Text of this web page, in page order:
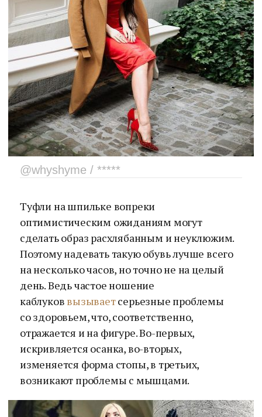
@whyshyme / *****
Туфли на шпильке вопреки
оптимистическим ожиданиям могут
сделать образ расхлябанным и неуклюжим.
Поэтому надевать такую обувь лучше всего
на несколько часов, но точно не на целый
день. Ведь частое ношение
каблуков вызываетсерьезные проблемы
со здоровьем, что, соответственно,
отражается и на фигуре. Во-первых,
искривляется осанка, во-вторых,
изменяется форма стопы, в третьих,
возникают проблемы с мышцами.